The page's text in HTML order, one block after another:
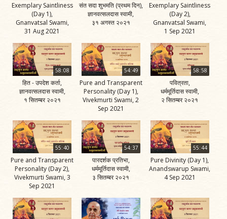
Exemplary Saintliness
(Day 1),
Gnanvatsal Swami,
31 Aug 2021
संत सदा शुभमति (प्रथम दिन),
ज्ञानवत्सलदास स्वामी,
३१ अगस्त २०२१
Exemplary Saintliness
(Day 2),
Gnanvatsal Swami,
1 Sep 2021
58:08
हित - उपदेश कर्ता,
ज्ञानवत्सलदास स्वामी,
१ सितम्बर २०२१
54:49
Pure and Transparent
Personality (Day 1),
Vivekmurti Swami, 2
Sep 2021
58:58
पवित्रता,
धर्ममूर्तिदास स्वामी,
२ सितम्बर २०२१
55:40
Pure and Transparent
Personality (Day 2),
Vivekmurti Swami, 3
Sep 2021
54:37
पारदर्शक प्रतिभा,
धर्ममूर्तिदास स्वामी,
३ सितम्बर २०२१
55:44
Pure Divinity (Day 1),
Anandswarup Swami,
4 Sep 2021